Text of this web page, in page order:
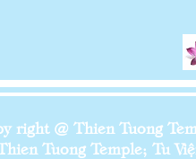
right @ Thien Tuong
Tuong Temple; Tu